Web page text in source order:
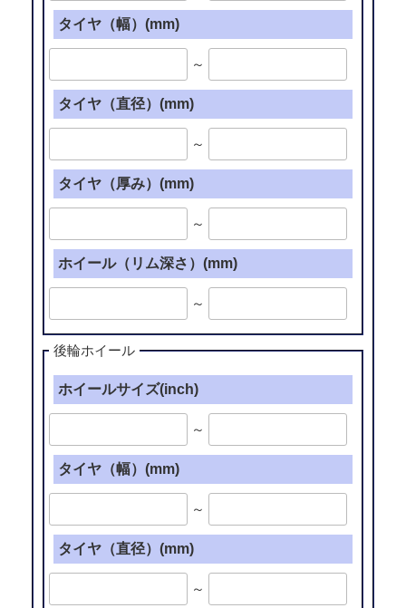
タイヤ（幅）(mm)
～
タイヤ（直径）(mm)
～
タイヤ（厚み）(mm)
～
ホイール（リム深さ）(mm)
～
後輪ホイール
ホイールサイズ(inch)
～
タイヤ（幅）(mm)
～
タイヤ（直径）(mm)
～